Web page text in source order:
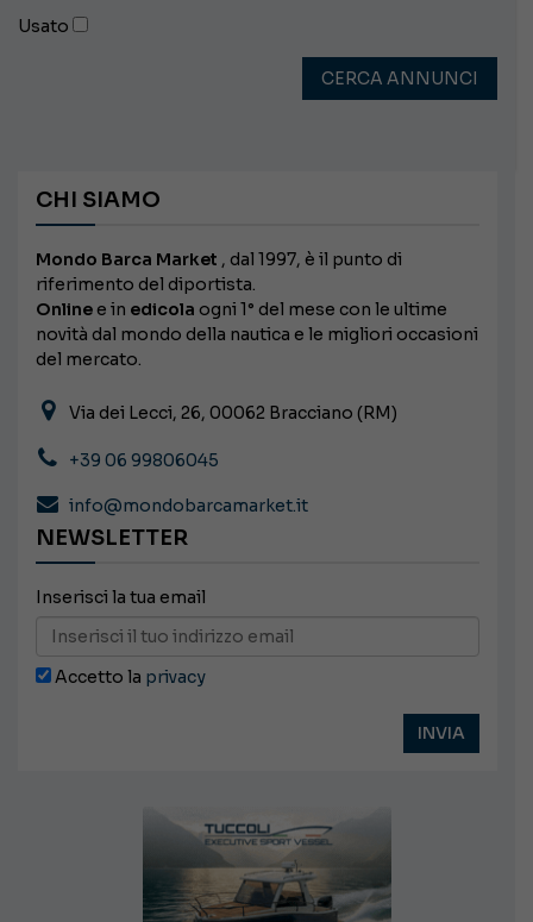
Usato
CERCA ANNUNCI
CHI SIAMO
Mondo Barca Market , dal 1997, è il punto di
riferimento del diportista.
Online e in edicola ogni 1° del mese con le ultime
novità dal mondo della nautica e le migliori occasioni
del mercato.
Via dei Lecci, 26, 00062 Bracciano (RM)
+39 06 99806045
info@mondobarcamarket.it
NEWSLETTER
Inserisci la tua email
Accetto la privacy